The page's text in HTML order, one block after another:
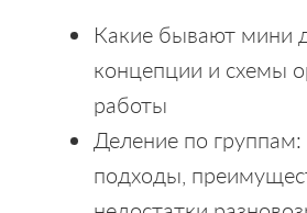
Какие бывают мини
концепции и схемы
работы
Деление по
подходы,